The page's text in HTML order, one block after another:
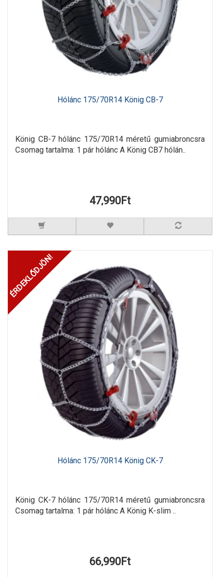
Hólánc 175/70R14 König CB-7
König CB-7 hólánc 175/70R14 méretű gumiabroncsra
Csomag tartalma: 1 pár hólánc A König CB7 hólán..
47,990Ft
ÉRDEKLŐDJÖN!
Hólánc 175/70R14 König CK-7
König CK-7 hólánc 175/70R14 méretű gumiabroncsra
Csomag tartalma: 1 pár hólánc A König K-slim ..
66,990Ft